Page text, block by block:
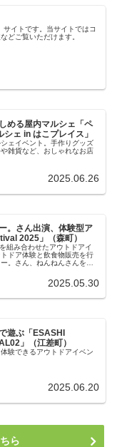
イトです。当サイトではコ
どご覧いただけます。
める屋内マルシェ「ペ
ェ in はこプレイス」
ェイベント。手作りグッズ
雑貨など、おしゃれなお店
2025.06.26
。さん出演、体験型ア
2025」（森町）
組み合わせたアウトドアイ
ドア体験と飲食物販売を行
。さん、ねんねんさんをは
2025.05.30
遊ぶ「ESASHI
」（江差町）
験できるアウトドアイベン
2025.06.20
ら